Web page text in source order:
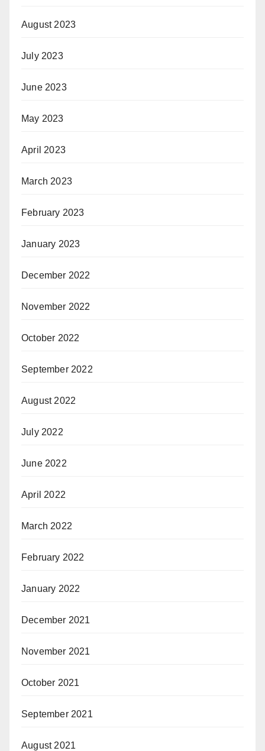
August 2023
July 2023
June 2023
May 2023
April 2023
March 2023
February 2023
January 2023
December 2022
November 2022
October 2022
September 2022
August 2022
July 2022
June 2022
April 2022
March 2022
February 2022
January 2022
December 2021
November 2021
October 2021
September 2021
August 2021